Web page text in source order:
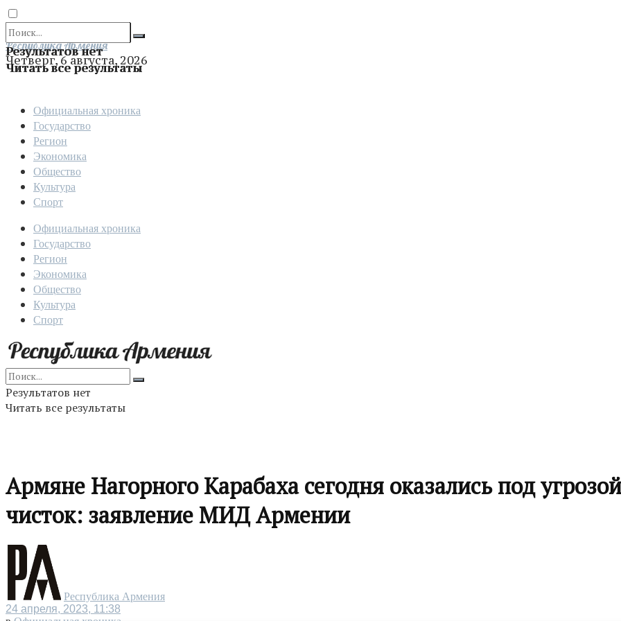
Результатов нет
Читать все результаты
Отправить
Республика Армения
Четверг, 6 августа, 2026
Официальная хроника
Государство
Регион
Экономика
Общество
Культура
Спорт
Официальная хроника
Государство
Регион
Экономика
Общество
Культура
Спорт
Результатов нет
Читать все результаты
Армяне Нагорного Карабаха сегодня оказались под
чисток: заявление МИД Армении
Республика Армения
24 апреля, 2023, 11:38